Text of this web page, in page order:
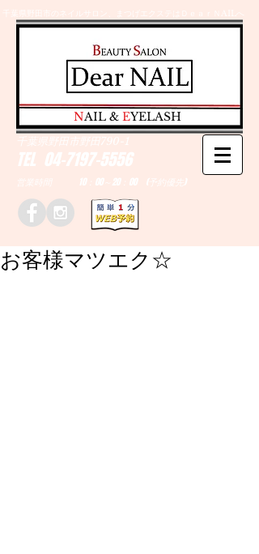
千葉県野田市のネイルサロン、まつげエクステはＤｅａｒＮAILへ
TEL 04-7197-5556
営業時間 10：00～20：00 (予約優先)
千葉県野田市野田790-1
​NAIL & EYELASH
お客様マツエク☆